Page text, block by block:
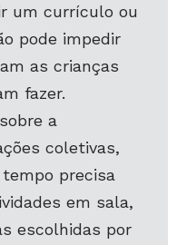
um currículo ou
pode impedir
as crianças
fazer.
a
coletivas,
precisa
em sala,
escolhidas por